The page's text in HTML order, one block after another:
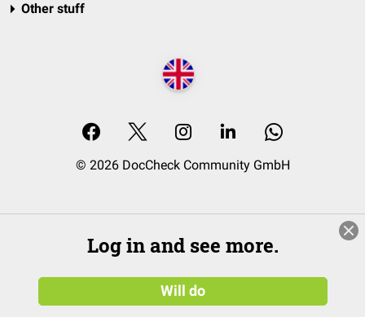
Other stuff
© 2026 DocCheck Community GmbH
Log in and see more.
Will do